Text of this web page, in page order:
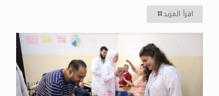
اقرأ المزيد